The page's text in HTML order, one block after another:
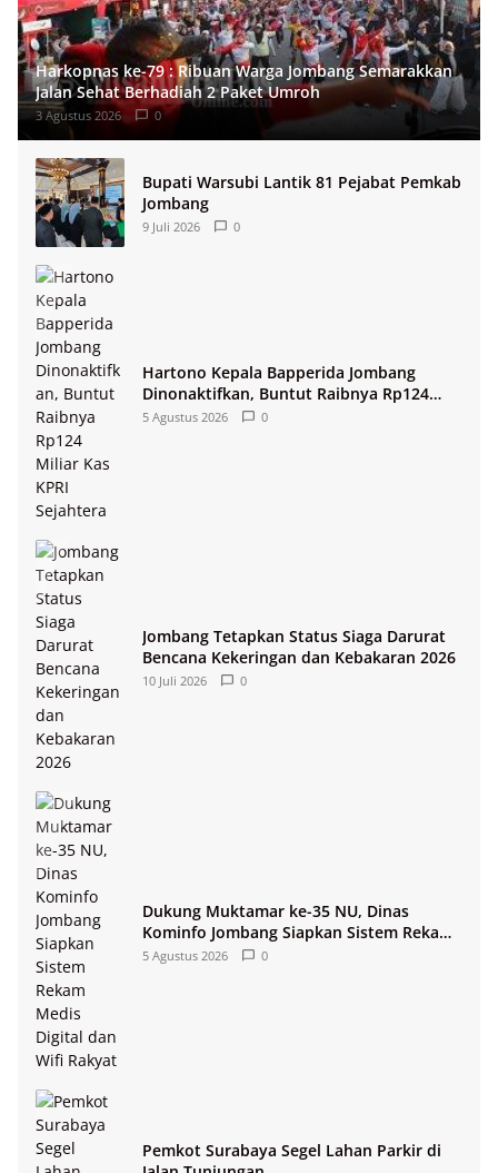
Harkopnas ke-79 : Ribuan Warga Jombang Semarakkan
Jalan Sehat Berhadiah 2 Paket Umroh
3 Agustus 2026 0
Bupati Warsubi Lantik 81 Pejabat Pemkab
Jombang
9 Juli 2026 0
Hartono Kepala Bapperida Jombang
Dinonaktifkan, Buntut Raibnya Rp124
Miliar Kas KPRI Sejahtera
5 Agustus 2026 0
Jombang Tetapkan Status Siaga Darurat
Bencana Kekeringan dan Kebakaran 2026
10 Juli 2026 0
Dukung Muktamar ke-35 NU, Dinas
Kominfo Jombang Siapkan Sistem Rekam
Medis Digital dan Wifi Rakyat
5 Agustus 2026 0
Pemkot Surabaya Segel Lahan Parkir di